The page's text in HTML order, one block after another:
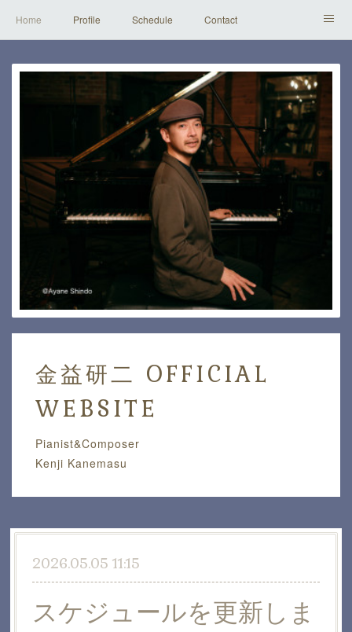
Home Profile Schedule Contact
金益研二 OFFICIAL
WEBSITE
Pianist&Composer
Kenji Kanemasu
2026.05.05 11:15
スケジュールを更新しま